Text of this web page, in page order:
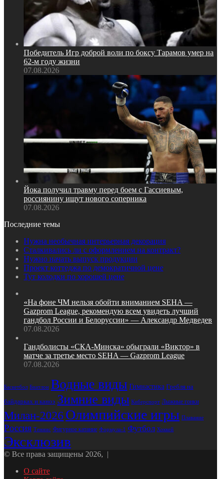
Победитель Игр доброй воли по боксу Тарамов умер на
62‑м году жизни
07.08.2026
Йока получил травму перед боем с Гассиевым,
россиянину ищут нового соперника
07.08.2026
Последние темы
Нужна необычная интерьерная декорация
Сталкивались ли с оформлением на контракт?
Нужно начать выпуск продукции
Проект коттеджа по демократичной цене
Тут колодки по хорошей цене
«На фоне ЧМ нельзя обойти вниманием SEHA —
Gazprom League, рекомендую всем увидеть лучший
гандбол России и Белоруссии» — Александр Медведев
07.08.2026
Гандболисты «СКА‑Минска» обыграли «Виктор» в
матче за третье место SEHA — Gazprom League
07.08.2026
Баскетбол Биатлон Водные виды Гимнастика Гребля на
байдарках и каноэ Зимние виды Киберспорт Лыжные гонки
Милан-2026 Олимпийские игры Плавание
Россия Теннис Фигурное катание Формула-1 Футбол Хоккей
Эксклюзив
© Все права защищены 2026, |
О сайте